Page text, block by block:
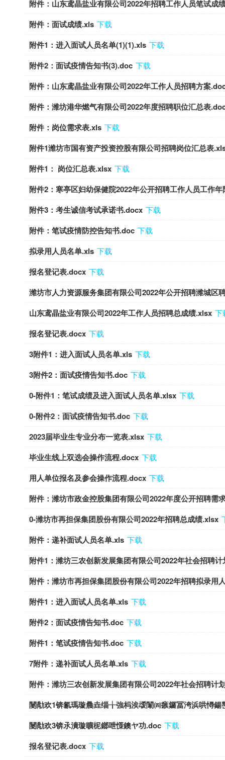
附件：山东鸢晶盐业有限公司2022年招聘工作人员笔试成
附件：面试成绩.xls 下载
附件1：进入面试人员名单(1)(1).xls 下载
附件2：面试疫情告知书(3).doc 下载
附件：山东鸢晶盐业有限公司2022年工作人员招聘方案
附件：潍坊港华燃气有限公司2022年度招聘职位汇总表
附件：岗位需求表.xls 下载
附件1潍坊市国有资产投资控股有限公司招聘岗位汇总表
附件1： 岗位汇总表.xlsx 下载
附件2：寒亭区妇幼保健院2022年公开招聘工作人员工作
附件3：考生诚信考试承诺书.docx 下载
附件：笔试疫情防控告知书.doc 下载
拟录用人员名单.xls 下载
报名登记表.docx 下载
潍坊市人力资源服务集团有限公司2022年公开招聘潍城区
山东鸢晶盐业有限公司2022年工作人员招聘总成绩.xlsx 下
报名登记表.docx 下载
3附件1：进入面试人员名单.xls 下载
3附件2：面试疫情告知书.doc 下载
0-附件1：笔试成绩及进入面试人员名单.xlsx 下载
0-附件2：面试疫情告知书.doc 下载
2023届毕业生专业分布一览表.xlsx 下载
毕业生线上双选会操作流程.docx 下载
用人单位报名及参会操作流程.docx 下载
附件：潍坊市政金控股集团有限公司2022年度公开招聘需
0-潍坊市再担保集团股份有限公司2022年招聘总成绩.xlsx
附件：递补面试人员名单.xls 下载
附件1：潍坊三农创新发展集团有限公司2022年社会招聘
附件：潍坊市再担保集团股份有限公司2022年招聘拟录用
附件1：进入面试人员名单.xls 下载
附件2：面试疫情告知书.doc 下载
附件1：笔试疫情告知书.doc 下载
7附件：递补面试人员名单.xls 下载
附件：潍坊三农创新发展集团有限公司2022年社会招聘计
闄勪欢1锛氱瑪璇曟垚缁╁強杩涘叆闈㈣瘯鑼冨洿浜哄憳
闄勪欢3锛氶潰璇曠柅鎯呭憡鐭ヤ功.doc 下载
报名登记表.docx 下载